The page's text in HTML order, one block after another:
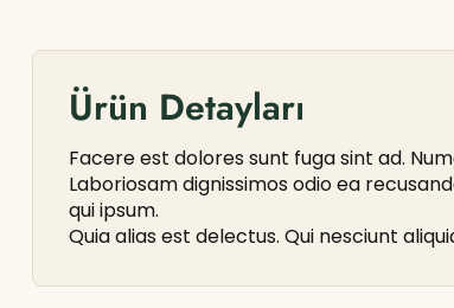
Ürün Detayları
Facere est dolores sunt fuga sint ad.
Laboriosam dignissimos odio ea
qui ipsum.
Quia alias est delectus. Qui nesciunt